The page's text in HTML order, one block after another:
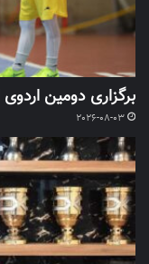
برگزاری دومین
2026-08-03